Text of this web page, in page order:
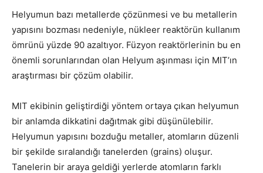
Helyumun bazı metallerde çözünmesi ve bu metallerin
yapısını bozması nedeniyle, nükleer reaktörün kullanım
ömrünü yüzde 90 azaltıyor. Füzyon reaktörlerinin bu en
önemli sorunlarından olan Helyum aşınması için MIT’ın
araştırması bir çözüm olabilir.
MIT ekibinin geliştirdiği yöntem ortaya çıkan helyumun
bir anlamda dikkatini dağıtmak gibi düşünülebilir.
Helyumun yapısını bozduğu metaller, atomların düzenli
bir şekilde sıralandığı tanelerden (grains) oluşur.
Tanelerin bir araya geldiği yerlerde atomların farklı